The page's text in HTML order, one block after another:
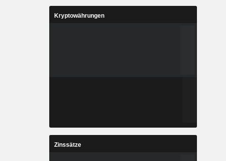
Kryptowährungen
Zinssätze